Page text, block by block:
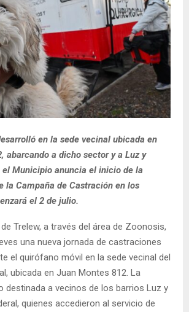
en la sede vecinal ubicada en
abarcando a dicho sector y a Luz y
el Municipio anuncia el inicio de la
la Campaña de Castración en los
el 2 de julio.
Trelew, a través del área de Zoonosis,
una nueva jornada de castraciones
el quirófano móvil en la sede vecinal del
ubicada en Juan Montes 812. La
destinada a vecinos de los barrios Luz y
quienes accedieron al servicio de